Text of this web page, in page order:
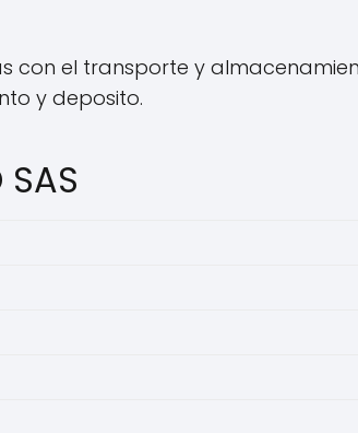
con el transporte y
y deposito.